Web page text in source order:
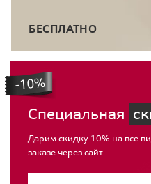
БЕСПЛАТНО
Специальная
Дарим скидку 10% на все
заказе через сайт